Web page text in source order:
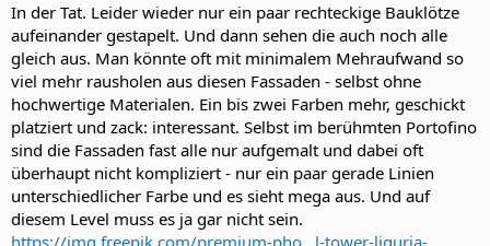
In der Tat. Leider wieder nur ein paar rechteckige Bauklötze
aufeinander gestapelt. Und dann sehen die auch noch alle
gleich aus. Man könnte oft mit minimalem Mehraufwand so
viel mehr rausholen aus diesen Fassaden - selbst ohne
hochwertige Materialen. Ein bis zwei Farben mehr, geschickt
platziert und zack: interessant. Selbst im berühmten Portofino
sind die Fassaden fast alle nur aufgemalt und dabei oft
überhaupt nicht kompliziert - nur ein paar gerade Linien
unterschiedlicher Farbe und es sieht mega aus. Und auf
diesem Level muss es ja gar nicht sein.